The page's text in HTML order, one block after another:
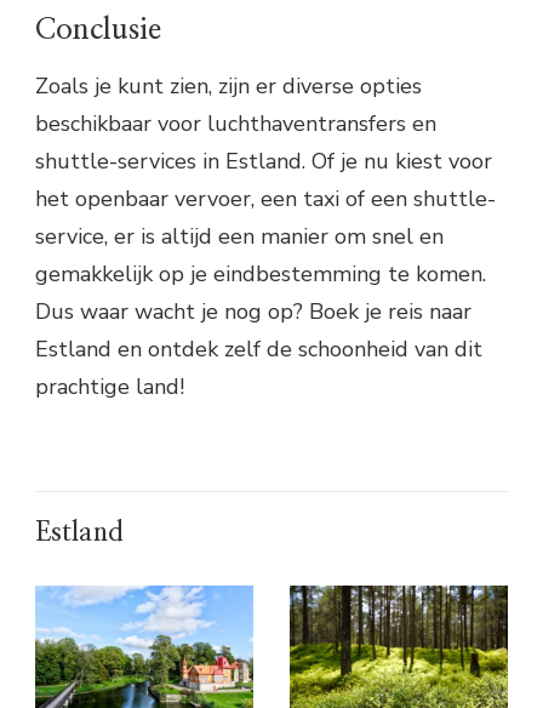
Conclusie
Zoals je kunt zien, zijn er diverse opties
beschikbaar voor luchthaventransfers en
shuttle-services in Estland. Of je nu kiest voor
het openbaar vervoer, een taxi of een shuttle-
service, er is altijd een manier om snel en
gemakkelijk op je eindbestemming te komen.
Dus waar wacht je nog op? Boek je reis naar
Estland en ontdek zelf de schoonheid van dit
prachtige land!
Estland